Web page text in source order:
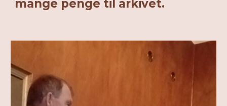
mange penge til arkivet.